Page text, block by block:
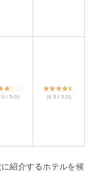
/ 5.0) (4.5 / 5.0)
紹介するホテルを候